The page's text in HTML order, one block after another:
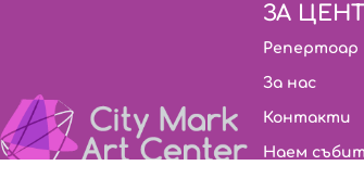
ЗА
Репертоар
За нас
Контакти
Наем